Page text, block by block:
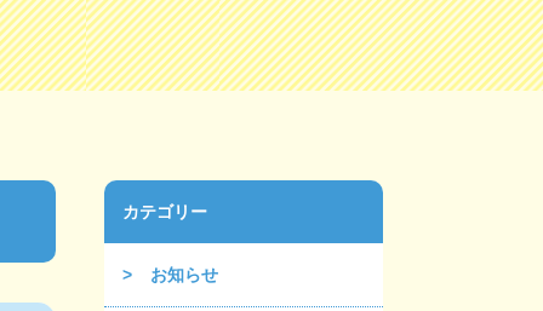
カテゴリー
お知らせ